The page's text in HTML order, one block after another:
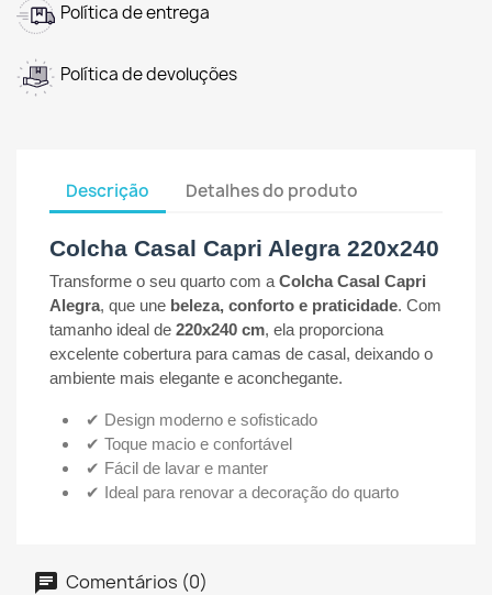
Política de entrega
Política de devoluções
Descrição Detalhes do produto
Colcha Casal Capri Alegra 220x240
Transforme o seu quarto com aColcha Casal Capri
Alegra, que une beleza, conforto e praticidade. Com
tamanho ideal de 220x240 cm, ela proporciona
excelente cobertura para camas de casal, deixando o
ambiente mais elegante e aconchegante.
✔ Design moderno e sofisticado
✔ Toque macio e confortável
✔ Fácil de lavar e manter
✔ Ideal para renovar a decoração do quarto
Comentários (0)